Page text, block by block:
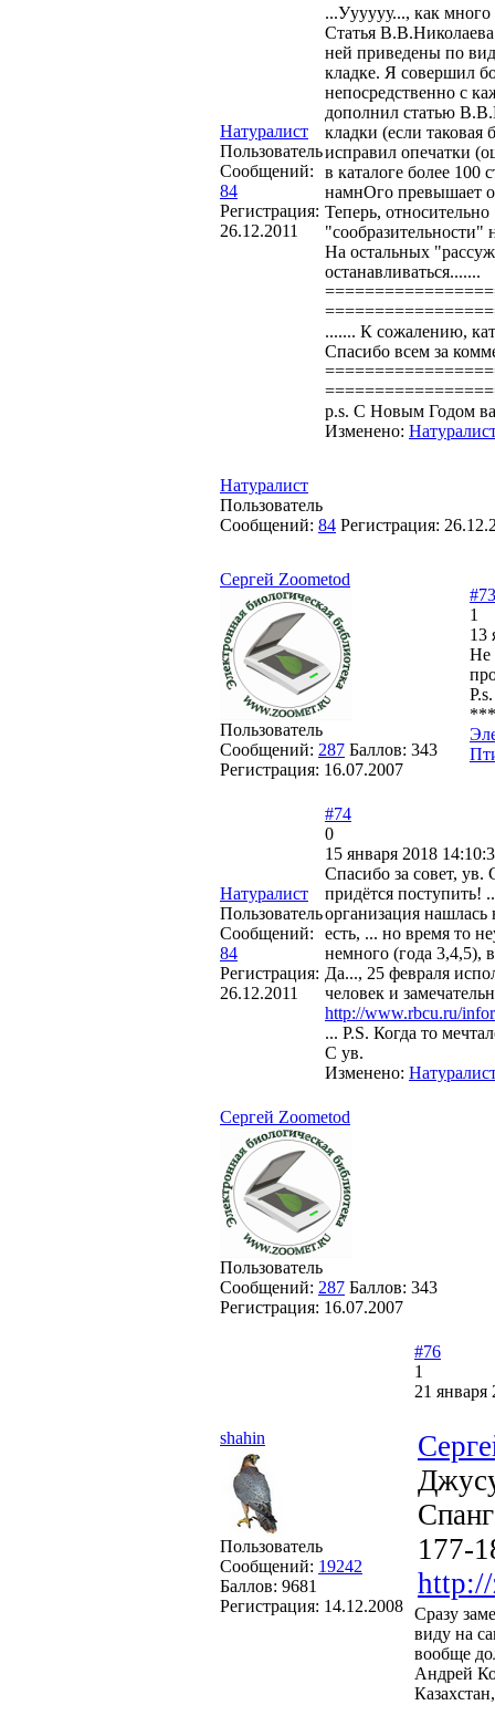
Натуралист
Пользователь
Сообщений:
84
Регистрация:
26.12.2011
...Уууууу..., как
Статья
ней приведены по
кладке. Я совершил
непосредственно с
дополнил статью
кладки (если
исправил опечатки
в каталоге более
намнОго превышает
Теперь,
"сообразительности"
На остальных
останавливаться.......
....... К сожалению,
Спасибо всем за
p.s. С Новым Годом
Изменено:
Натуралист
Пользователь
Сообщений: 84 Регистрация:
Cергей Zoometod
Пользователь
Сообщений: 287 Баллов: 343
Регистрация: 16.07.2007
#73
1
13
Не
Натуралист
Пользователь
Сообщений:
84
Регистрация:
26.12.2011
#74
0
15 января 2018
Спасибо за совет, ув.
придётся поступить!
организация
есть, ... но время то
немного (года 3,4,5),
Да..., 25 февраля
человек и
http://www.rbcu.ru/
... P.S. Когда то
С ув.
Изменено:
Cергей Zoometod
Пользователь
Сообщений: 287 Баллов: 343
Регистрация: 16.07.2007
shahin
Пользователь
Сообщений: 19242
Баллов: 9681
Регистрация: 14.12.2008
#76
1
21 января
177-
Сразу
виду на
вообще
Андрей